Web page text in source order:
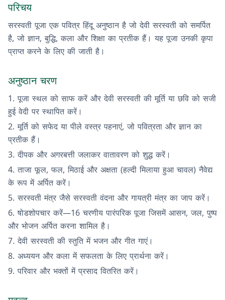
परिचय
सरस्वती पूजा एक पवित्र हिंदू अनुष्ठान है जो देवी सरस्वती को समर्पित
है, जो ज्ञान, बुद्धि, कला और शिक्षा का प्रतीक हैं। यह पूजा उनकी कृपा
प्राप्त करने के लिए की जाती है।
अनुष्ठान चरण
पूजा स्थल को साफ करें और देवी सरस्वती की मूर्ति या छवि को सजी
हुई वेदी पर स्थापित करें।
मूर्ति को सफेद या पीले वस्त्र पहनाएं, जो पवित्रता और ज्ञान का
प्रतीक हैं।
दीपक और अगरबत्ती जलाकर वातावरण को शुद्ध करें।
ताजा फूल, फल, मिठाई और अक्षता (हल्दी मिलाया हुआ चावल) नैवेद्य
के रूप में अर्पित करें।
सरस्वती मंत्र जैसे सरस्वती वंदना और गायत्री मंत्र का जाप करें।
षोडशोपचार करें—16 चरणीय पारंपरिक पूजा जिसमें आसन, जल, पुष्प
और भोजन अर्पित करना शामिल है।
देवी सरस्वती की स्तुति में भजन और गीत गाएं।
अध्ययन और कला में सफलता के लिए प्रार्थना करें।
परिवार और भक्तों में प्रसाद वितरित करें।